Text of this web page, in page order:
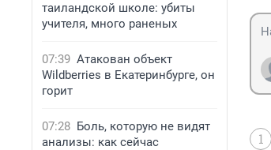
таиландской школе: убиты
учителя, много раненых
07:39 Атакован объект
Wildberries в Екатеринбурге, он
горит
07:28 Боль, которую не видят
анализы: как сейчас
1